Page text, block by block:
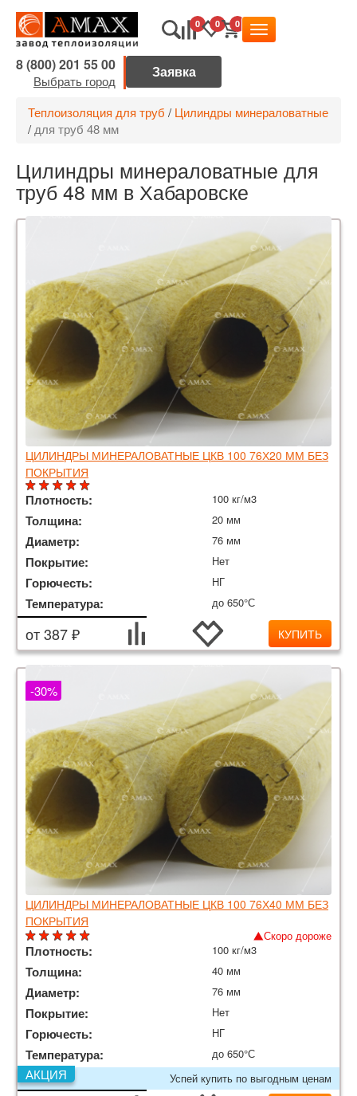
0 0 0
8 (800) 201 55 00
Выбрать город
Теплоизоляция для труб / Цилиндры минераловатные
/ для труб 48 мм
Цилиндры минераловатные для
труб 48 мм в Хабаровске
ЦИЛИНДРЫ МИНЕРАЛОВАТНЫЕ ЦКВ 100 76Х20 ММ БЕЗ
ПОКРЫТИЯ
Плотность: 100 кг/м3
Толщина: 20 мм
Диаметр: 76 мм
Покрытие: Нет
Горючесть: НГ
Температура: до 650°С
от 387 ₽ КУПИТЬ
ЦИЛИНДРЫ МИНЕРАЛОВАТНЫЕ ЦКВ 100 76Х40 ММ БЕЗ
ПОКРЫТИЯ
-30%
Скоро дороже
Плотность: 100 кг/м3
Толщина: 40 мм
Диаметр: 76 мм
Покрытие: Нет
Горючесть: НГ
Температура:
до 650°С
Успей купить по выгодным ценам
АКЦИЯ